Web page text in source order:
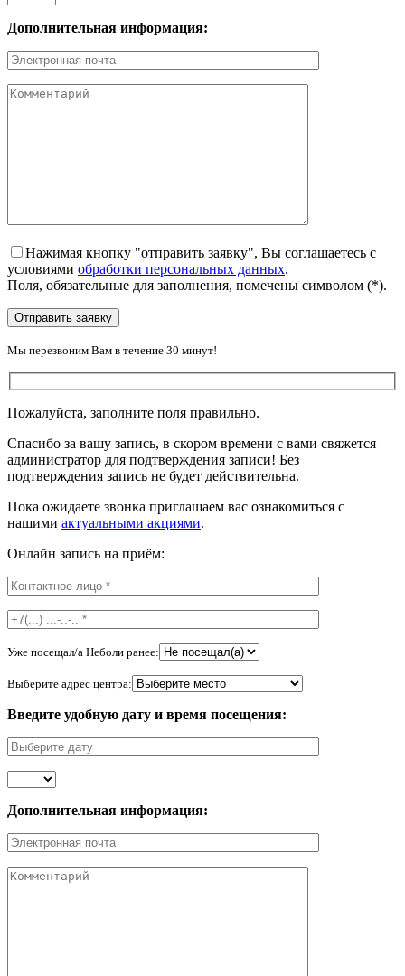
Дополнительная информация:
Нажимая кнопку "отправить заявку", Вы соглашаетесь с
условиями обработки персональных данных.
Поля, обязательные для заполнения, помечены символом (*).
Мы перезвоним Вам в течение 30 минут!
Пожалуйста, заполните поля правильно.
Спасибо за вашу запись, в скором времени с вами свяжется
администратор для подтверждения записи! Без
подтверждения запись не будет действительна.
Пока ожидаете звонка приглашаем вас ознакомиться с
нашими актуальными акциями.
Онлайн запись на приём:
Уже посещал/а Неболи ранее:
Выберите адрес центра:
Введите удобную дату и время посещения:
Дополнительная информация: